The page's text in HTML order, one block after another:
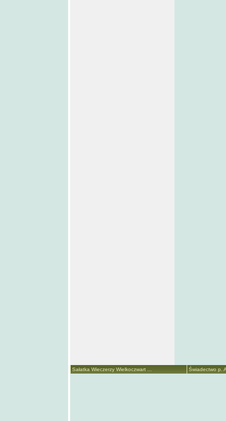
Sałatka Wieczerzy Wielkoczwart ... Świadectwo p.